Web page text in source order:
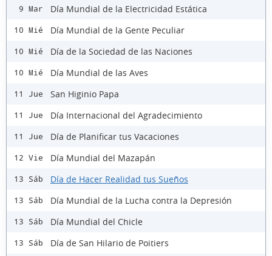
9 Mar Día Mundial de la Electricidad Estática
10 Mié Día Mundial de la Gente Peculiar
10 Mié Día de la Sociedad de las Naciones
10 Mié Día Mundial de las Aves
11 Jue San Higinio Papa
11 Jue Día Internacional del Agradecimiento
11 Jue Día de Planificar tus Vacaciones
12 Vie Día Mundial del Mazapán
13 Sáb Día de Hacer Realidad tus Sueños
13 Sáb Día Mundial de la Lucha contra la Depresión
13 Sáb Día Mundial del Chicle
13 Sáb Día de San Hilario de Poitiers